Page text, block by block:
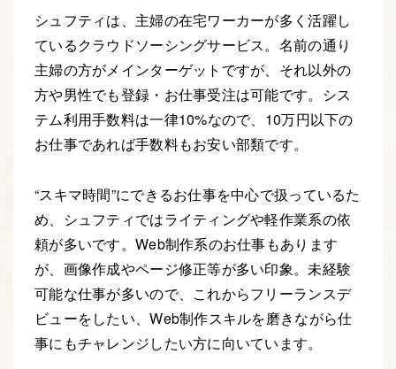
シュフティは、主婦の在宅ワーカーが多く活躍し
ているクラウドソーシングサービス。名前の通り
主婦の方がメインターゲットですが、それ以外の
方や男性でも登録・お仕事受注は可能です。シス
テム利用手数料は一律10%なので、10万円以下の
お仕事であれば手数料もお安い部類です。
“スキマ時間”にできるお仕事を中心で扱っているた
め、シュフティではライティングや軽作業系の依
頼が多いです。Web制作系のお仕事もあります
が、画像作成やページ修正等が多い印象。未経験
可能な仕事が多いので、これからフリーランスデ
ビューをしたい、Web制作スキルを磨きながら仕
事にもチャレンジしたい方に向いています。